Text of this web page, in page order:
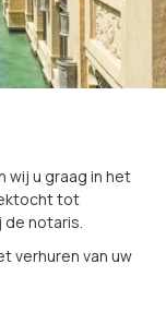
wij u graag in het
tot
de notaris.
verhuren van uw